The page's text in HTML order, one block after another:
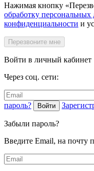
Нажимая кнопку
обработку
конфиденциальности и
Перезвоните мне
Войти в личный кабинет
Через соц. сети:
пароль?
Войти
Забыли пароль?
Введите Email, на почту